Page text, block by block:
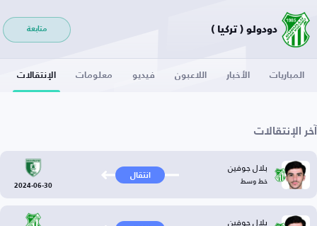
دودولو ( تركيا ) متابعة
المباريات الأخبار اللاعبون فيديو معلومات الإنتقالات
آخر الإنتقالات
بلال جوفين
خط وسط انتقال
2024-06-30
بلال جوفين